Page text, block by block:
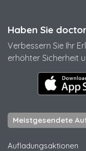
Haben Sie
Verbessern Sie Ihr
erhöhter Sicherheit
Meistgesendete
Aufladungsaktionen